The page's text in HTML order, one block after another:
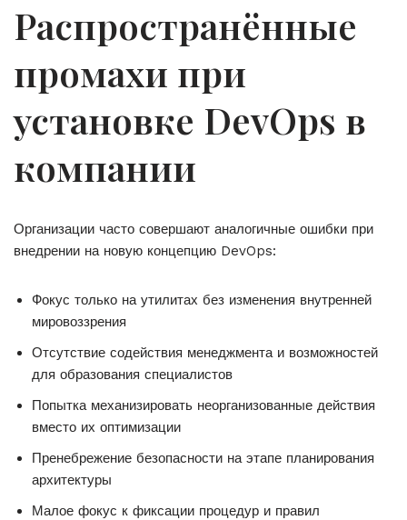
Распространённые
промахи при
установке DevOps в
компании
Организации часто совершают аналогичные ошибки при
внедрении на новую концепцию DevOps:
Фокус только на утилитах без изменения внутренней
мировоззрения
Отсутствие содействия менеджмента и возможностей
для образования специалистов
Попытка механизировать неорганизованные действия
вместо их оптимизации
Пренебрежение безопасности на этапе планирования
архитектуры
Малое фокус к фиксации процедур и правил